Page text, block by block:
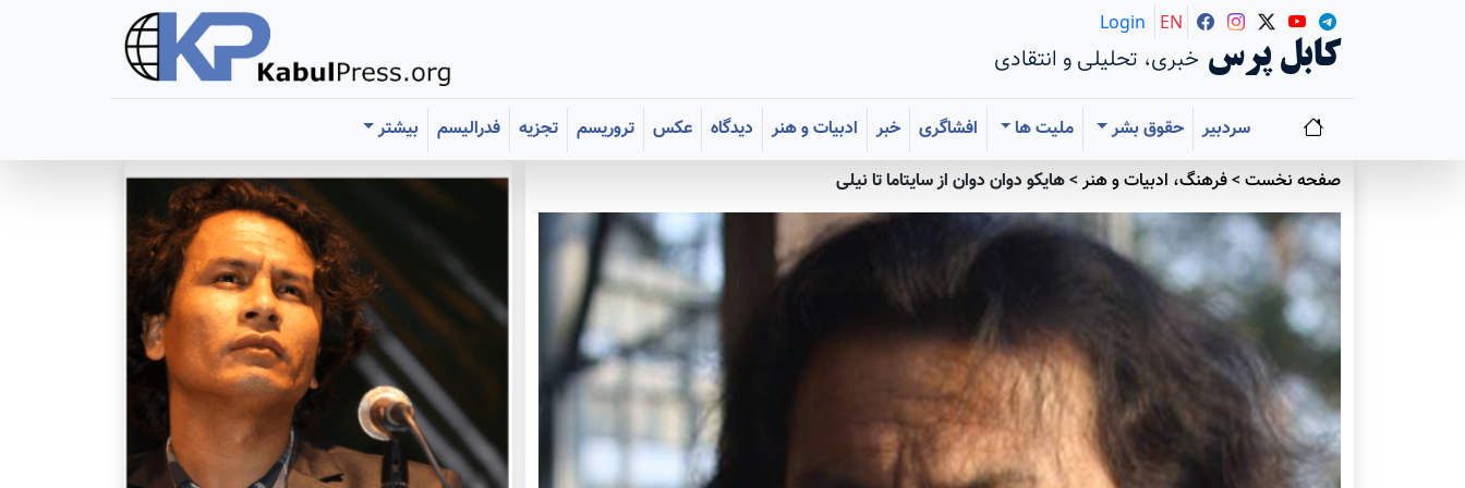
کابل پرس خبری، تحلیلی و انتقادی
Login EN
سردبیر حقوق بشر ملیت ها افشاگری خبر ادبیات و هنر دیدگاه عکس تروریسم تجزیه فدرالیسم
بیشتر
صفحه نخست>فرهنگ، ادبیات و هنر>هایکو دوان دوان از سایتاما تا نیلی